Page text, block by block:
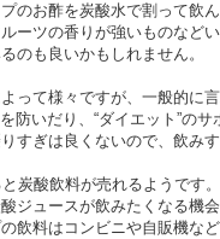
のお酢を炭酸水で割って飲
ーツの香りが強いものなど
のも良いかもしれません。
って様々ですが、一般的に
防いだり、“ダイエット”の
すぎは良くないので、飲み
炭酸飲料が売れるようです。
ジュースが飲みたくなる機
飲料はコンビニや自販機な